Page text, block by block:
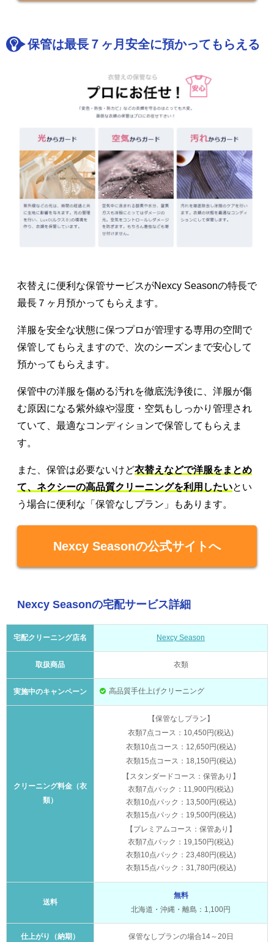
保管は最長７ヶ月安全に預かってもらえる
衣替えに便利な保管サービスがNexcy Seasonの特長で
最長７ヶ月預かってもらえます。
洋服を安全な状態に保つプロが管理する専用の空間で
保管してもらえますので、次のシーズンまで安心して
預かってもらえます。
保管中の洋服を傷める汚れを徹底洗浄後に、洋服が傷
む原因になる紫外線や湿度・空気もしっかり管理され
ていて、最適なコンディションで保管してもらえま
す。
また、保管は必要ないけど衣替えなどで洋服をまとめ
て、ネクシーの高品質クリーニングを利用したいとい
う場合に便利な「保管なしプラン」もあります。
Nexcy Seasonの公式サイトへ
Nexcy Seasonの宅配サービス詳細
宅配クリーニング店名 Nexcy Season
取扱商品 衣類
実施中のキャンペーン 高品質手仕上げクリーニング
クリーニング料金（衣
類）
【保管なしプラン】
衣類7点コース：10,450円(税込)
衣類10点コース：12,650円(税込)
衣類15点コース：18,150円(税込)
【スタンダードコース：保管あり】
衣類7点パック：11,900円(税込)
衣類10点パック：13,500円(税込)
衣類15点パック：19,500円(税込)
【プレミアムコース：保管あり】
衣類7点パック：19,150円(税込)
衣類10点パック：23,480円(税込)
衣類15点パック：31,780円(税込)
送料
無料
北海道・沖縄・離島：1,100円
仕上がり（納期） 保管なしプランの場合14～20日